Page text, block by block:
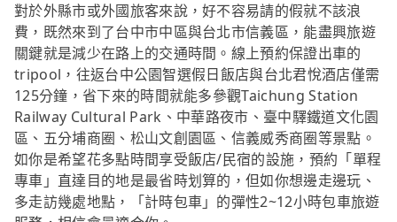
對於外縣市或外國旅客來說，好不容易請的假就不該浪
費，既然來到了台中市中區與台北市信義區，能盡興旅遊
關鍵就是減少在路上的交通時間。線上預約保證出車的
tripool，往返台中公園智選假日飯店與台北君悅酒店僅需
125分鐘，省下來的時間就能多參觀Taichung Station
Railway Cultural Park、中華路夜市、臺中驛鐵道文化園
區、五分埔商圈、松山文創園區、信義威秀商圈等景點。
如你是希望花多點時間享受飯店/民宿的設施，預約「單程
專車」直達目的地是最省時划算的，但如你想邊走邊玩、
多走訪幾處地點，「計時包車」的彈性2~12小時包車旅遊